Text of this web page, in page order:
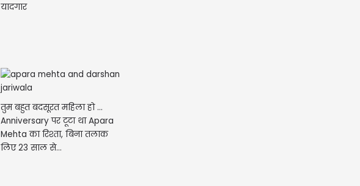
यादगार
तुम बहुत बदसूरत महिला हो ...
Anniversary पर टूटा था Apara
Mehta का रिश्ता, बिना तलाक
लिए 23 साल से...